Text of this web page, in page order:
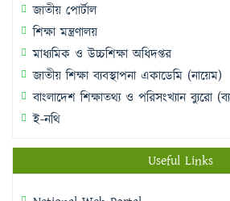
জাতীয় পোর্টাল
শিক্ষা মন্ত্রণালয়
মাধ্যমিক ও উচ্চশিক্ষা অধিদপ্তর
জাতীয় শিক্ষা ব্যবস্থাপনা একাডেমি (নায়েম)
বাংলাদেশ শিক্ষাতথ্য ও পরিসংখ্যান ব্যুরো
ই-নথি
Useful Links